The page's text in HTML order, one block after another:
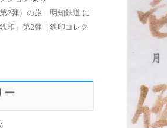
2弾）の旅 明知鉄道 に
印」第2弾 | 鉄印コレク
ー